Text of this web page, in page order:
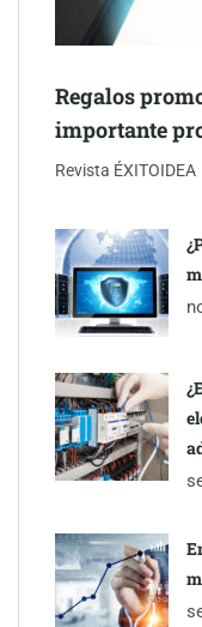
colaboración para
ayuntamientos
Regalos
importante
Revista ÉXITOIDEA